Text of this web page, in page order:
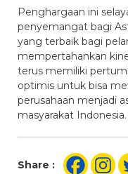
Penghargaan ini
penyemangat bagi
yang terbaik bagi
mempertahankan
terus memiliki
optimis untuk bisa
perusahaan menjadi
masyarakat Indonesia.
Share :